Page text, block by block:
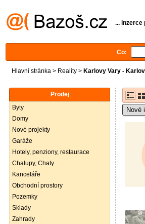
... inzerce
Co:
Hlavní stránka > Reality > Karlovy Vary -
Prodej
Byty
Domy
Nové projekty
Garáže
Hotely, penziony, restaurace
Chalupy, Chaty
Kanceláře
Obchodní prostory
Pozemky
Sklady
Zahrady
Nové